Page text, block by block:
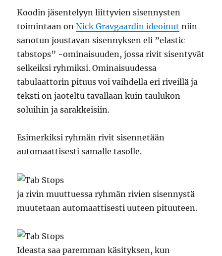
Koodin jäsentelyyn liittyvien sisennysten
toimintaan onNick Gravgaardin ideoinut niin
sanotun joustavan sisennyksen eli ”elastic
tabstops” -ominaisuuden, jossa rivit sisentyvät
selkeiksi ryhmiksi. Ominaisuudessa
tabulaattorin pituus voi vaihdella eri riveillä ja
teksti on jaoteltu tavallaan kuin taulukon
soluihin ja sarakkeisiin.
Esimerkiksi ryhmän rivit sisennetään
automaattisesti samalle tasolle.
ja rivin muuttuessa ryhmän rivien sisennystä
muutetaan automaattisesti uuteen pituuteen.
Ideasta saa paremman käsityksen, kun